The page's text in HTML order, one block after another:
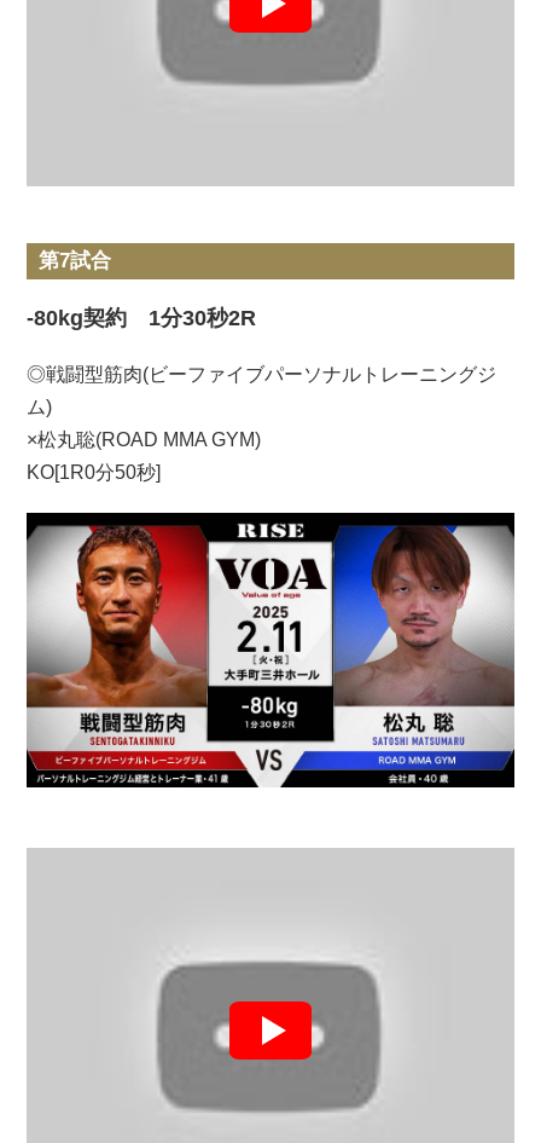
第7試合
-80kg契約 1分30秒2R
◎戦闘型筋肉(ビーファイブパーソナルトレーニングジ
ム)
×松丸聡(ROAD MMA GYM)
KO[1R0分50秒]